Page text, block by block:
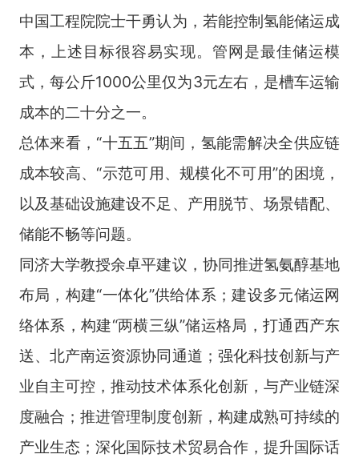
中国工程院院士干勇认为，若能控制氢能储运成
本，上述目标很容易实现。管网是最佳储运模
式，每公斤1000公里仅为3元左右，是槽车运输
成本的二十分之一。
总体来看，“十五五”期间，氢能需解决全供应链
成本较高、“示范可用、规模化不可用”的困境，
以及基础设施建设不足、产用脱节、场景错配、
储能不畅等问题。
同济大学教授余卓平建议，协同推进氢氨醇基地
布局，构建“一体化”供给体系；建设多元储运网
络体系，构建“两横三纵”储运格局，打通西产东
送、北产南运资源协同通道；强化科技创新与产
业自主可控，推动技术体系化创新，与产业链深
度融合；推进管理制度创新，构建成熟可持续的
产业生态；深化国际技术贸易合作，提升国际话